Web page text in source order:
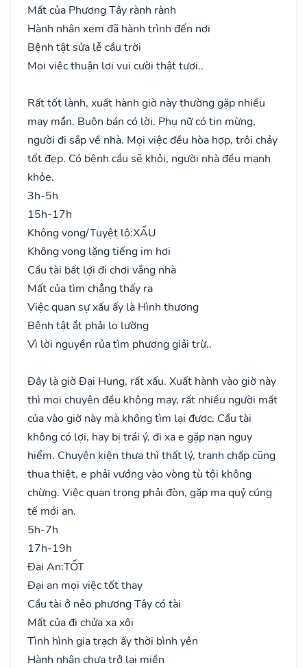
Mất của Phương Tây rành rành
Hành nhân xem đã hành trình đến nơi
Bệnh tật sửa lễ cầu trời
Mọi việc thuận lợi vui cười thật tươi..
Rất tốt lành, xuất hành giờ này thường gặp nhiều
may mắn. Buôn bán có lời. Phụ nữ có tin mừng,
người đi sắp về nhà. Mọi việc đều hòa hợp, trôi chảy
tốt đẹp. Có bệnh cầu sẽ khỏi, người nhà đều mạnh
khỏe.
3h-5h
15h-17h
Không vong/Tuyệt lộ:XẤU
Không vong lặng tiếng im hơi
Cầu tài bất lợi đi chơi vắng nhà
Mất của tìm chẳng thấy ra
Việc quan sự xấu ấy là Hình thương
Bệnh tật ắt phải lo lường
Vì lời nguyền rủa tìm phương giải trừ..
Đây là giờ Đại Hung, rất xấu. Xuất hành vào giờ này
thì mọi chuyện đều không may, rất nhiều người mất
của vào giờ này mà không tìm lại được. Cầu tài
không có lợi, hay bị trái ý, đi xa e gặp nạn nguy
hiểm. Chuyện kiện thưa thì thất lý, tranh chấp cũng
thua thiệt, e phải vướng vào vòng tù tội không
chừng. Việc quan trọng phải đòn, gặp ma quỷ cúng
tế mới an.
5h-7h
17h-19h
Đại An:TỐT
Đại an mọi việc tốt thay
Cầu tài ở nẻo phương Tây có tài
Mất của đi chửa xa xôi
Tình hình gia trạch ấy thời bình yên
Hành nhân chưa trở lại miền